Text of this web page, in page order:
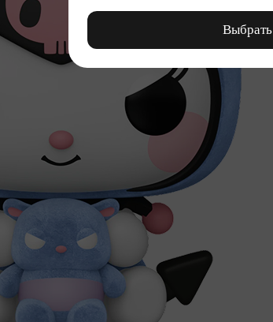
Выбрать